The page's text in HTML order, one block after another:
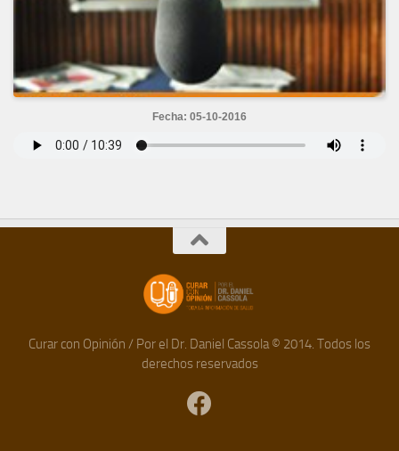
Fecha: 05-10-2016
Curar con Opinión / Por el Dr. Daniel Cassola © 2014. Todos los
derechos reservados